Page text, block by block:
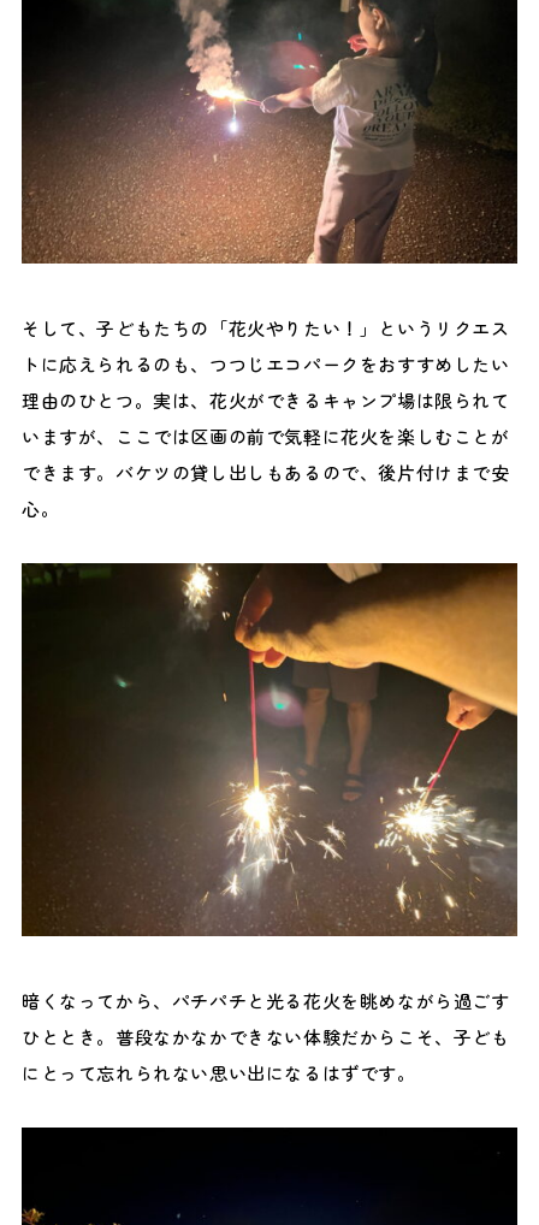
そして、子どもたちの「花火やりたい！」というリクエス
トに応えられるのも、つつじエコパークをおすすめしたい
理由のひとつ。実は、花火ができるキャンプ場は限られて
いますが、ここでは区画の前で気軽に花火を楽しむことが
できます。バケツの貸し出しもあるので、後片付けまで安
心。
暗くなってから、パチパチと光る花火を眺めながら過ごす
ひととき。普段なかなかできない体験だからこそ、子ども
にとって忘れられない思い出になるはずです。